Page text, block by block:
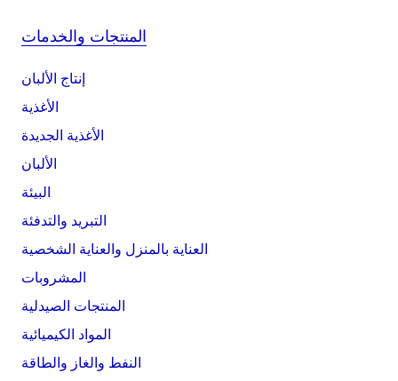
المنتجات والخدمات
إنتاج الألبان
الأغذية
الأغذية الجديدة
الألبان
البيئة
التبريد والتدفئة
العناية بالمنزل والعناية الشخصية
المشروبات
المنتجات الصيدلية
المواد الكيميائية
النفط والغاز والطاقة